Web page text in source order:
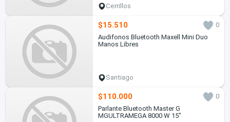
Cerrillos
$15.510
0
Audifonos Bluetooth Maxell Mini Duo
Manos Libres
Santiago
$110.000
0
Parlante Bluetooth Master G
MGULTRAMEGA 8000 W 15"